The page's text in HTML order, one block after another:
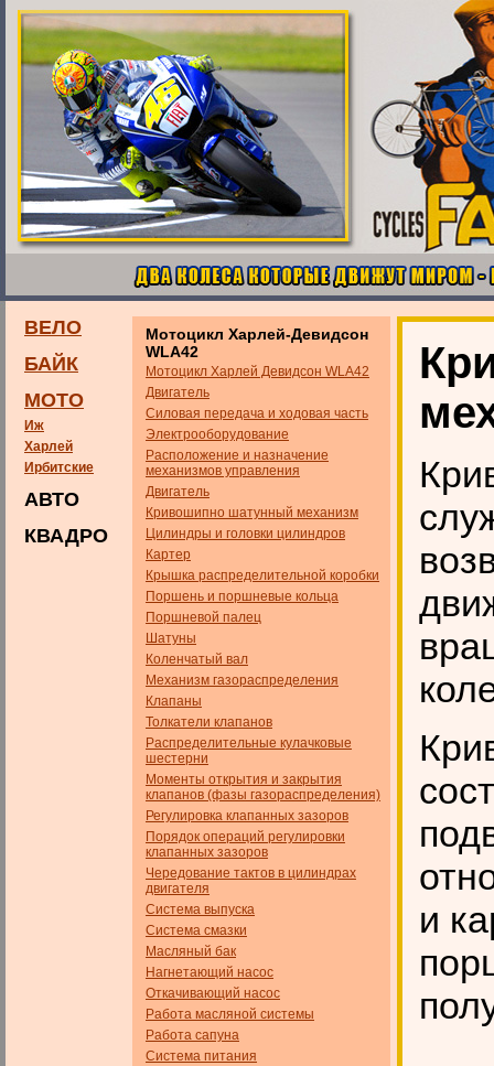
ВЕЛО
БАЙК
МОТО
Иж
Харлей
Ирбитские
АВТО
КВАДРО
Мотоцикл Харлей-Девидсон
WLA42
Мотоцикл Харлей Девидсон WLA42
Двигатель
Силовая передача и ходовая часть
Электрооборудование
Расположение и назначение
механизмов управления
Двигатель
Кривошипно шатунный механизм
Цилиндры и головки цилиндров
Картер
Крышка распределительной коробки
Поршень и поршневые кольца
Поршневой палец
Шатуны
Коленчатый вал
Механизм газораспределения
Клапаны
Толкатели клапанов
Распределительные кулачковые
шестерни
Моменты открытия и закрытия
клапанов (фазы газораспределения)
Регулировка клапанных зазоров
Порядок операций регулировки
клапанных зазоров
Чередование тактов в цилиндрах
двигателя
Система выпуска
Система смазки
Масляный бак
Нагнетающий насос
Откачивающий насос
Работа масляной системы
Работа сапуна
Система питания
и